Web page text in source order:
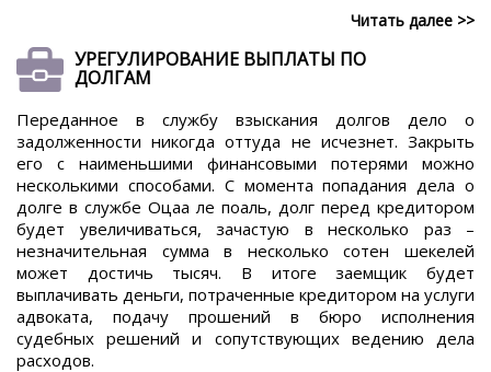
Читать далее >>
Переданное в службу взыскания долгов дело о
задолженности никогда оттуда не исчезнет. Закрыть
его с наименьшими финансовыми потерями можно
несколькими способами. С момента попадания дела о
долге в службе Оцаа ле поаль, долг перед кредитором
будет увеличиваться, зачастую в несколько раз –
незначительная сумма в несколько сотен шекелей
может достичь тысяч. В итоге заемщик будет
выплачивать деньги, потраченные кредитором на услуги
адвоката, подачу прошений в бюро исполнения
судебных решений и сопутствующих ведению дела
расходов.
УРЕГУЛИРОВАНИЕ ВЫПЛАТЫ ПО
ДОЛГАМ